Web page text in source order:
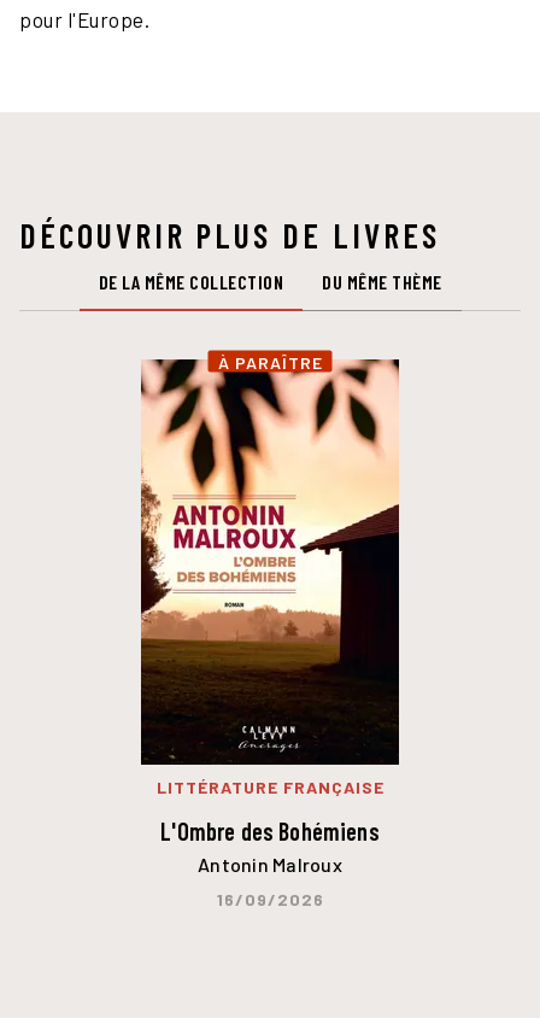
pour l'Europe.
DÉCOUVRIR PLUS DE LIVRES
DE LA MÊME COLLECTION DU MÊME THÈME
À PARAÎTRE
LITTÉRATURE FRANÇAISE
L'Ombre des Bohémiens
Antonin Malroux
16/09/2026